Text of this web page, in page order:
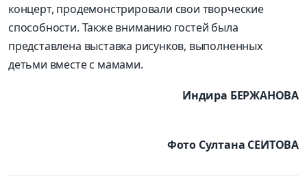
концерт, продемонстрировали свои творческие
способности. Также вниманию гостей была
представлена выставка рисунков, выполненных
детьми вместе с мамами.
Индира БЕРЖАНОВА
Фото Султана СЕИТОВА